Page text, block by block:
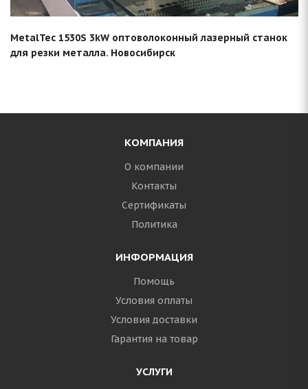
MetalTec 1530S 3kW оптоволоконный лазерный станок
для резки металла. Новосибирск
КОМПАНИЯ
О компании
Контакты
Сертификаты
Политика
ИНФОРМАЦИЯ
Помощь
Условия оплаты
Условия доставки
Гарантия на товар
УСЛУГИ